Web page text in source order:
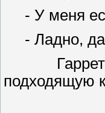
- У меня
- Ладно,
Гаррет
подходящую